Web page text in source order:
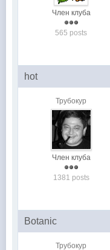
Член клуба
565 posts
hot
Трубокур
Член клуба
1381 posts
Botanic
Трубокур